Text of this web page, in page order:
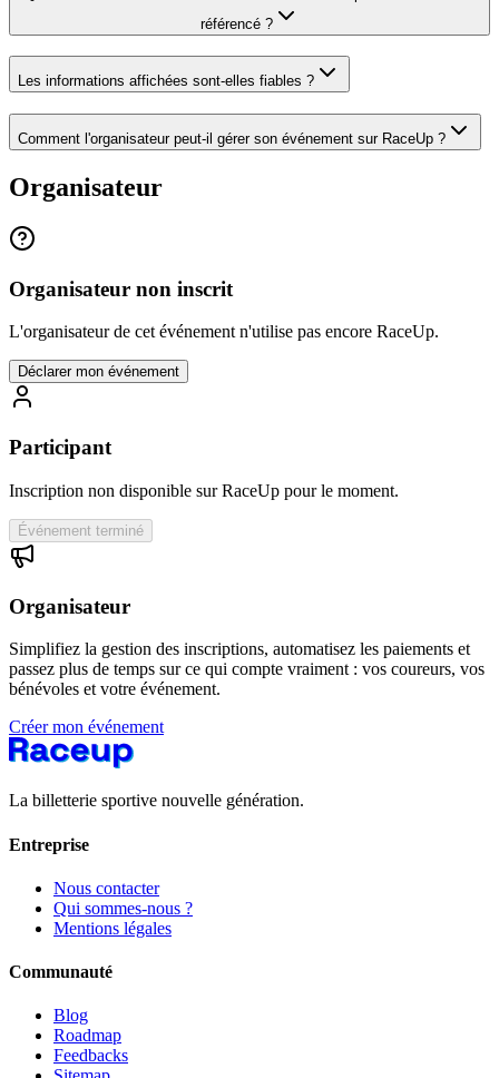
référencé ?
Les informations affichées sont-elles fiables ?
Comment l'organisateur peut-il gérer son événement sur RaceUp ?
Organisateur
Organisateur non inscrit
L'organisateur de cet événement n'utilise pas encore RaceUp.
Déclarer mon événement
Participant
Inscription non disponible sur RaceUp pour le moment.
Événement terminé
Organisateur
Simplifiez la gestion des inscriptions, automatisez les paiements et
passez plus de temps sur ce qui compte vraiment : vos coureurs, vos
bénévoles et votre événement.
Créer mon événement
La billetterie sportive nouvelle génération.
Entreprise
Nous contacter
Qui sommes-nous ?
Mentions légales
Communauté
Blog
Roadmap
Feedbacks